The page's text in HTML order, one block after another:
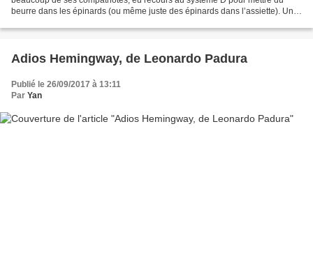
beurre dans les épinards (ou même juste des épinards dans l’assiette). Une
Adios Hemingway, de Leonardo Padura
Publié le 26/09/2017 à 13:11
Par Yan